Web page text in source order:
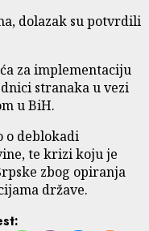
dolazak su potvrdili
za implementaciju
stranaka u vezi
u BiH.
o deblokadi
te krizi koju je
zbog opiranja
države.